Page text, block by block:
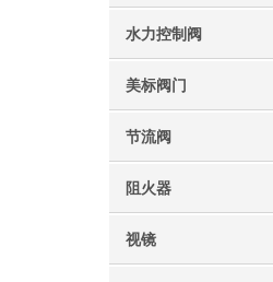
水力控制阀
美标阀门
节流阀
阻火器
视镜